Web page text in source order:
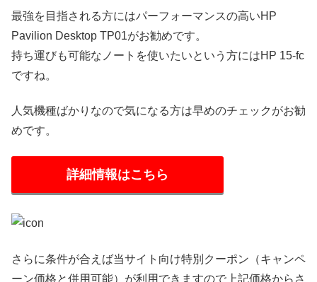
最強を目指される方にはパーフォーマンスの高いHP
Pavilion Desktop TP01がお勧めです。
持ち運びも可能なノートを使いたいという方にはHP 15-fc
ですね。
人気機種ばかりなので気になる方は早めのチェックがお勧
めです。
詳細情報はこちら
さらに条件が合えば当サイト向け特別クーポン（キャンペ
ーン価格と併用可能）が利用できますので上記価格からさ